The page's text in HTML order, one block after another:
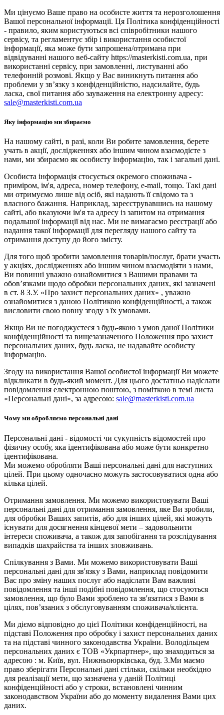
Ми цінуємо Ваше право на особисте життя та нерозголошення
Вашої персональної інформації. Ця Політика конфіденційності
- правило, яким користуються всі співробітники нашого
сервісу, та регламентує збір і використання особистої
інформації, яка може бути запрошена/отримана при
відвідуванні нашого веб-сайту https://masterkisti.com.ua, при
використанні сервісу, при замовленні, листуванні або
телефонній розмові. Якщо у Вас виникнуть питання або
проблеми у зв’язку з конфіденційністю, надсилайте, будь
ласка, свої питання або зауваження на електронну адресу:
sale@masterkisti.com.ua
Яку інформацію ми збираємо
На нашому сайті, в разі, коли Ви робите замовлення, берете
учать в акції, дослідженнях або іншим чином взаємодієте з
нами, ми збираємо як особисту інформацію, так і загальні дані.
Особиста інформація стосується окремого споживача -
приміром, ім'я, адреса, номер телефону, e-mail, тощо. Такі дані
ми отримуємо лише від осіб, які надають її свідомо та з
власного бажання. Наприклад, зареєструвавшись на нашому
сайті, або вказуючи ім'я та адресу із запитом на отримання
подальшої інформації від нас. Ми не вимагаємо реєстрації або
надання такої інформації для перегляду нашого сайту та
отримання доступу до його змісту.
Для того щоб зробити замовлення товарів/послуг, брати участь
у акціях, дослідженнях або іншим чином взаємодіяти з нами,
Ви повинні уважно ознайомитися з Вашими правами та
обов’язками щодо обробки персональних даних, які зазначені
в ст. 8 З.У. «Про захист персональних даних» , уважно
ознайомитися з даною Політикою конфіденційності, а також
висловити свою повну згоду з їх умовами.
Якщо Ви не погоджуєтеся з будь-якою з умов даної Політики
конфіденційності та вищезазначеного Положення про захист
персональних даних, будь ласка, не надавайте особисту
інформацію.
Згоду на використання Вашої особистої інформації Ви можете
відкликати в будь-який момент. Для цього достатньо надіслати
повідомлення електронною поштою, з поміткою в темі листа
«Персональні дані», за адресою: sale@masterkisti.com.ua
Чому ми обробляємо персональні дані
Персональні дані - відомості чи сукупність відомостей про
фізичну особу, яка ідентифікована або може бути конкретно
ідентифікована.
Ми можемо обробляти Ваші персональні дані для наступних
цілей. При цьому одночасно можуть застосовуватися одна або
кілька цілей.
Отримання замовлення. Ми можемо використовувати Ваші
персональні дані для отримання замовлення, яке Ви зробили,
для обробки Ваших запитів, або для інших цілей, які можуть
існувати для досягнення кінцевої мети – задовольнити
інтереси споживача, а також для запобігання та розслідування
випадків шахрайства та інших зловживань.
Спілкування з Вами. Ми можемо використовувати Ваші
персональні дані для зв'язку з Вами, наприклад повідомити
Вас про зміну наших послуг або надіслати Вам важливі
повідомлення та інші подібні повідомлення, що стосуються
замовлення, що було Вами зроблено та зв'язатися з Вами в
цілях, пов’язаних з обслуговуванням споживача/клієнта.
Ми діємо відповідно до цієї Політики конфіденційності, на
підставі Положення про обробку і захист персональних даних
та на підставі чинного законодавства України. Володільцем
персональних даних є ТОВ «Укрпартнер», що знаходиться за
адресою : м. Київ, вул. Нижньоюркiвська, буд. 3.Ми маємо
право зберігати Персональні дані стільки, скільки необхідно
для реалізації мети, що зазначена у даній Політиці
конфіденційності або у строки, встановлені чинним
законодавством України або до моменту видалення Вами цих
даних.